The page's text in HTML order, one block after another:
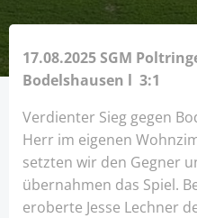
17.08.2025SGM
Bodelshausen l 3:1
Verdienter Sieg gegen
Herr im eigenen
setzten wir den Gegner
übernahmen das Spiel.
eroberte Jesse Lechner